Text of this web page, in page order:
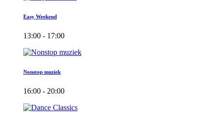
Easy Weekend
13:00 - 17:00
Nonstop muziek
16:00 - 20:00